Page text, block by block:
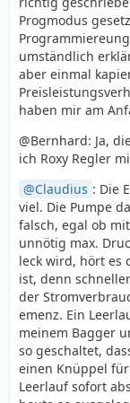
Progmodus
umständlich
aber einmal
haben mir am
@Bernhard: Ja,
ich Roxy Regler
Claudius : Die
viel. Die Pumpe
falsch, egal ob
unnötig max.
leck wird, hört es
ist, denn
der
emenz. Ein
meinem Bagger
so geschaltet,
einen Knüppel
Leerlauf sofort